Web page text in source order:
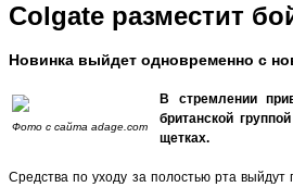
Colgate разместит
Новинка выйдет одновременно с
Фото с сайта adage.com
В стремлении
британской
щетках.
Средства по уходу за полостью рта